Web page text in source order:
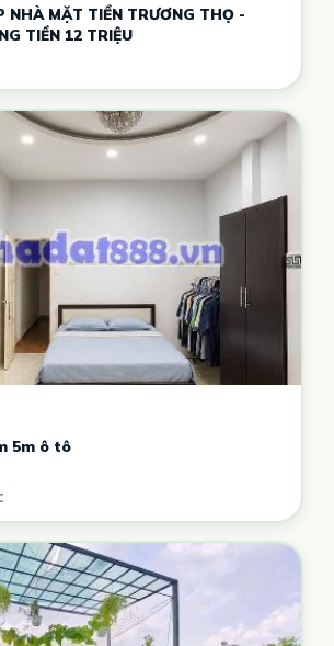
NHÀ MẶT TIỀN TRƯƠNG THỌ -
TIỀN 12 TRIỆU
5m ô tô